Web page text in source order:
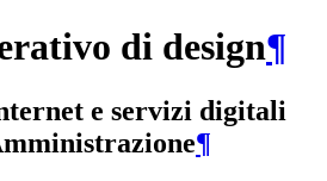
di design¶
e servizi digitali
¶